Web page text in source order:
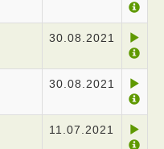
30.08.2021
30.08.2021
11.07.2021